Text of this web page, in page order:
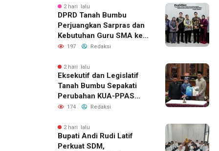
2 hari lalu
DPRD Tanah Bumbu
Perjuangkan Sarpras dan
Kebutuhan Guru SMA ke
Pemprov Kalsel
197 Redaksi
2 hari lalu
Eksekutif dan Legislatif
Tanah Bumbu Sepakati
Perubahan KUA-PPAS
2026, Perkuat Sinergi
174 Redaksi
2 hari lalu
Bupati Andi Rudi Latif
Perkuat SDM,